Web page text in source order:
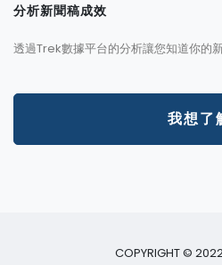
分析新聞稿成效
透過Trek數據平台的分析讓您知道你的
我想了
COPYRIGHT ©